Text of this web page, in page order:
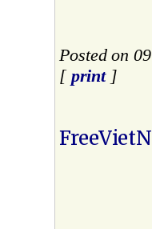
Posted on
[ print]